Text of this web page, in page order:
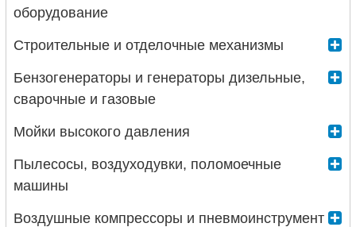
оборудование
Строительные и отделочные механизмы
Бензогенераторы и генераторы дизельные,
сварочные и газовые
Мойки высокого давления
Пылесосы, воздуходувки, поломоечные
машины
Воздушные компрессоры и пневмоинструмент